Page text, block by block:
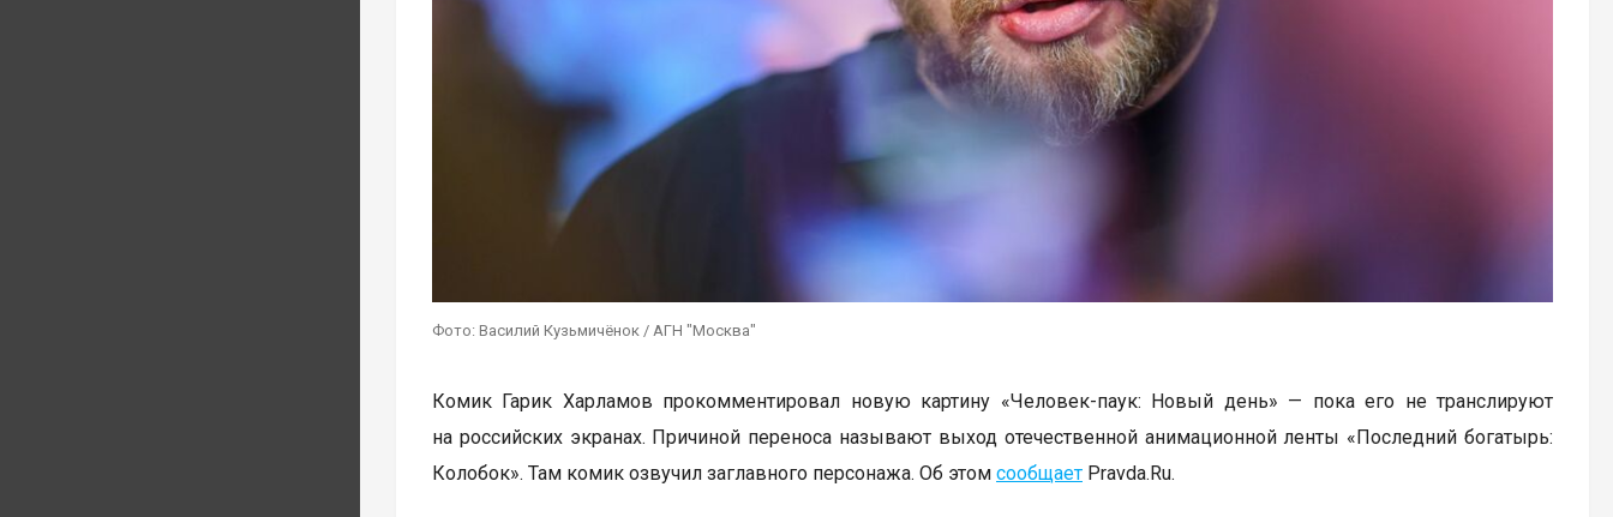
Фото: Василий Кузьмичёнок / АГН "Москва"
Комик Гарик Харламов прокомментировал новую картину «Человек-паук: Новый день» — пока его не транслируют
на российских экранах. Причиной переноса называют выход отечественной анимационной ленты «Последний богатырь:
Колобок». Там комик озвучил заглавного персонажа. Об этом сообщает Pravda.Ru.